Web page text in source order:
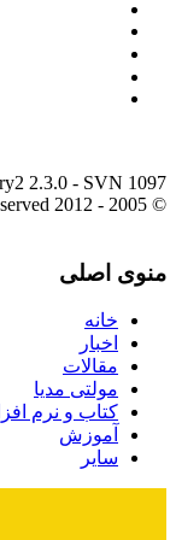
2.3.0 - SVN 1097
© 2005 - 2012
منوی اصلی
خانه
اخبار
مقالات
مولتی مدیا
کتاب و نرم
آموزش
سایر